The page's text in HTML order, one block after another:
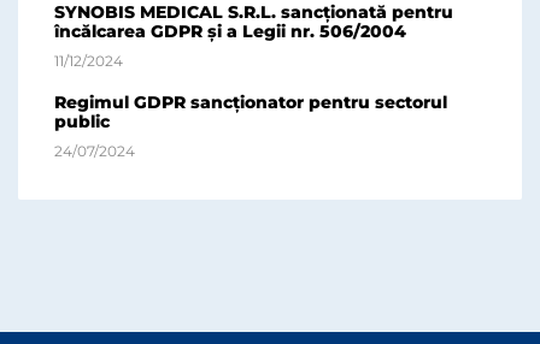
SYNOBIS MEDICAL S.R.L. sancționată pentru
încălcarea GDPR și a Legii nr. 506/2004
11/12/2024
Regimul GDPR sancționator pentru sectorul
public
24/07/2024